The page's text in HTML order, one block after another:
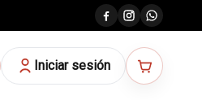
Iniciar sesión